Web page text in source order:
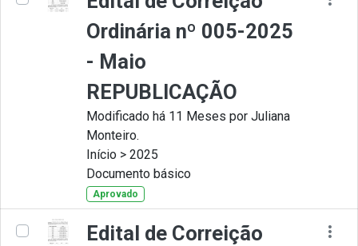
Ordinária nº 005-2025
- Maio
REPUBLICAÇÃO
Modificado há 11 Meses por Juliana
Monteiro.
Início > 2025
Documento básico
Aprovado
Edital de Correição